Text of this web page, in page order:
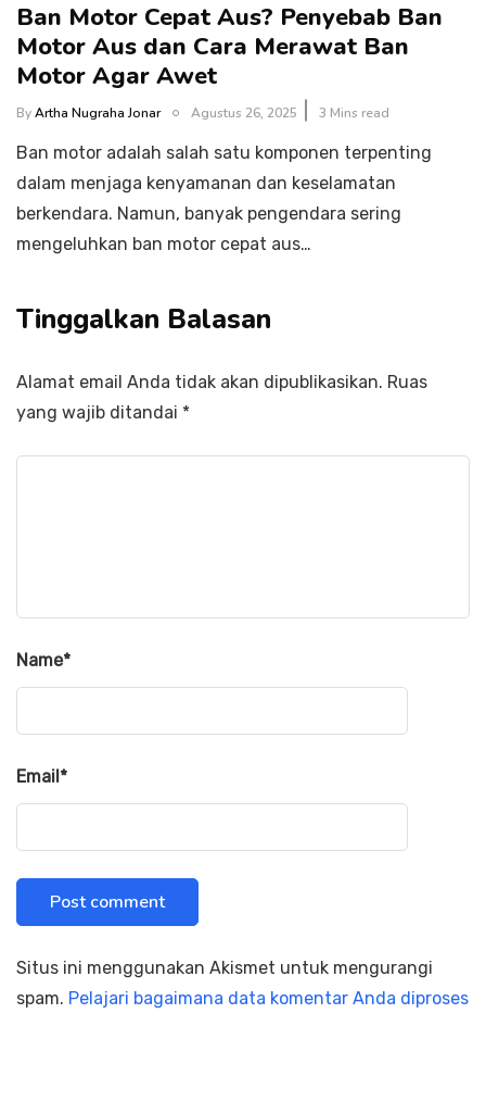
Ban Motor Cepat Aus? Penyebab Ban
Motor Aus dan Cara Merawat Ban
Motor Agar Awet
ByArtha Nugraha Jonar Agustus 26, 2025 3 Mins read
Ban motor adalah salah satu komponen terpenting
dalam menjaga kenyamanan dan keselamatan
berkendara. Namun, banyak pengendara sering
mengeluhkan ban motor cepat aus…
Tinggalkan Balasan
Alamat email Anda tidak akan dipublikasikan. Ruas
yang wajib ditandai *
Name*
Email*
Situs ini menggunakan Akismet untuk mengurangi
spam. Pelajari bagaimana data komentar Anda diproses